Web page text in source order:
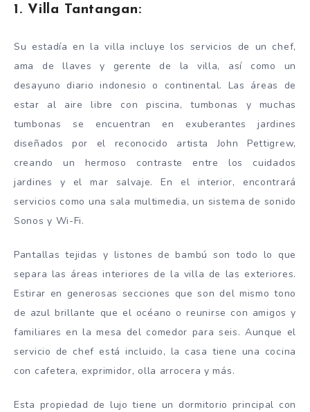
1. Villa Tantangan:
Su estadía en la villa incluye los servicios de un chef,
ama de llaves y gerente de la villa, así como un
desayuno diario indonesio o continental. Las áreas de
estar al aire libre con piscina, tumbonas y muchas
tumbonas se encuentran en exuberantes jardines
diseñados por el reconocido artista John Pettigrew,
creando un hermoso contraste entre los cuidados
jardines y el mar salvaje. En el interior, encontrará
servicios como una sala multimedia, un sistema de sonido
Sonos y Wi-Fi.
Pantallas tejidas y listones de bambú son todo lo que
separa las áreas interiores de la villa de las exteriores.
Estirar en generosas secciones que son del mismo tono
de azul brillante que el océano o reunirse con amigos y
familiares en la mesa del comedor para seis. Aunque el
servicio de chef está incluido, la casa tiene una cocina
con cafetera, exprimidor, olla arrocera y más.
Esta propiedad de lujo tiene un dormitorio principal con